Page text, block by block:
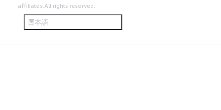
affiliates.All rights reserved.
日本語